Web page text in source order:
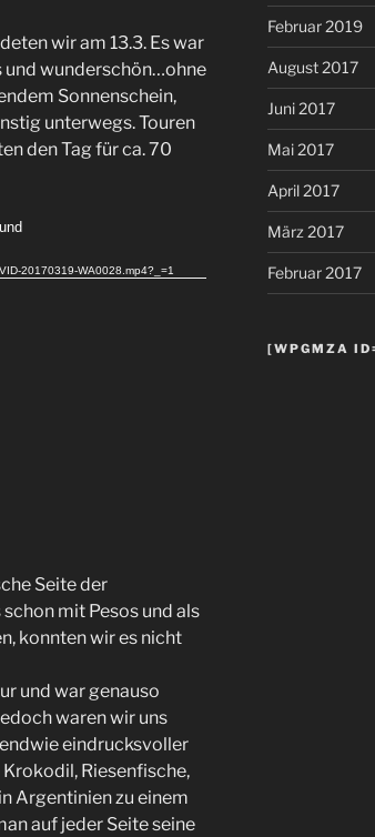
wir am 13.3. Es war
und wunderschön…ohne
Sonnenschein,
unterwegs. Touren
den Tag für ca. 70
20170319-WA0028.mp4?_=1
Seite der
mit Pesos und als
konnten wir es nicht
und war genauso
waren wir uns
eindrucksvoller
Riesenfische,
Argentinien zu einem
auf jeder Seite seine
Februar 2019
August 2017
Juni 2017
Mai 2017
April 2017
März 2017
Februar 2017
[WPGMZA